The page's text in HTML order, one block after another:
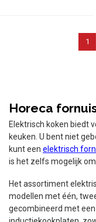
1
Horeca
Elektrisch koken biedt
keuken. U bent niet
kunt eenelektrisch
is het zelfs mogelijk
Het assortiment
modellen met één,
gecombineerd met een